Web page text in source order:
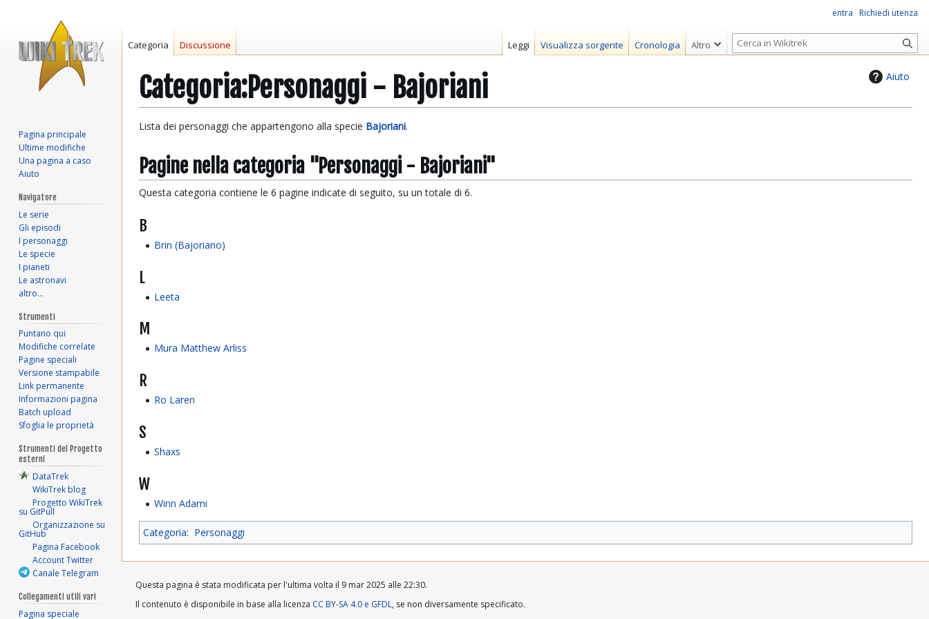
Aiuto
Categoria:Personaggi - Bajoriani
Vai
navigazione
Vai
ricerca
Lista dei personaggi che appartengono alla specie Bajoriani.
Pagine nella categoria "Personaggi - Bajoriani"
Questa categoria contiene le 6 pagine indicate di seguito, su un totale di 6.
B
Brin (Bajoriano)
L
Leeta
M
Mura Matthew Arliss
R
Ro Laren
S
Shaxs
W
Winn Adami
Categoria: Personaggi
entra Richiedi utenza
Categoria Discussione Leggi Visualizza sorgente Cronologia Altro
R
i
r
Pagina principale
Ultime modifiche
Una pagina a caso
Aiuto
Navigatore
Le serie
Gli episodi
I personaggi
Le specie
I pianeti
Le astronavi
altro…
Strumenti
Puntano qui
Modifiche correlate
Pagine speciali
Versione stampabile
Link permanente
Informazioni pagina
Batch upload
Sfoglia le proprietà
Strumenti del Progetto
esterni
DataTrek
WikiTrek blog
Progetto WikiTrek
su GitPull
Organizzazione su
GitHub
Pagina Facebook
Account Twitter
Canale Telegram
Collegamenti utili vari
Pagina speciale
Questa pagina è stata modificata per l'ultima volta il 9 mar 2025 alle 22:30.
Il contenuto è disponibile in base alla licenza CC BY-SA 4.0 e GFDL, se non diversamente specificato.